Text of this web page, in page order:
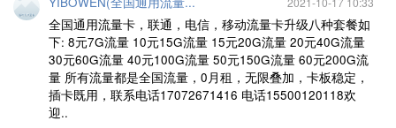
全国通用流量卡，联通，电信，移动流量卡升级八种套餐如
下: 8元7G流量 10元15G流量 15元20G流量 20元40G流量
30元60G流量 40元100G流量 50元150G流量 60元200G流
量 所有流量都是全国流量，0月租，无限叠加，卡板稳定，
插卡既用，联系电话17072671416 电话15500120118欢
迎..